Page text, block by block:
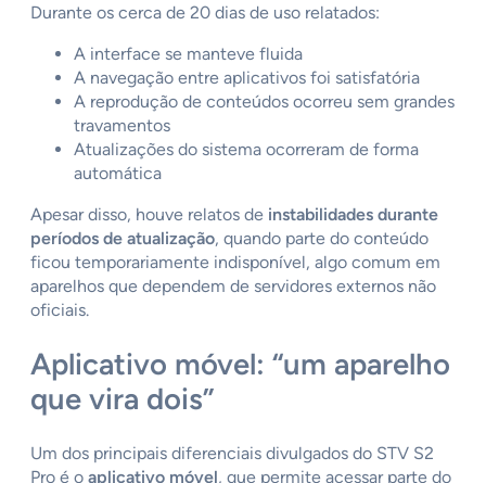
Durante os cerca de 20 dias de uso relatados:
A interface se manteve fluida
A navegação entre aplicativos foi satisfatória
A reprodução de conteúdos ocorreu sem grandes
travamentos
Atualizações do sistema ocorreram de forma
automática
Apesar disso, houve relatos de instabilidades durante
períodos de atualização, quando parte do conteúdo
ficou temporariamente indisponível, algo comum em
aparelhos que dependem de servidores externos não
oficiais.
Aplicativo móvel: “um aparelho
que vira dois”
Um dos principais diferenciais divulgados do STV S2
Pro é o aplicativo móvel, que permite acessar parte do